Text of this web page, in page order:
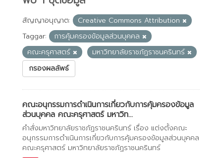
สัญญาอนุญาต:
Creative Commons Attribution
Taggar:
การคุ้มครองข้อมูลส่วนบุคคล
คณะครุศาสตร์
มหาวิทยาลัยราชภัฏราชนครินทร์
กรองผลลัพธ์
คณะอนุกรรมการดำเนินการเกี่ยวกับการคุ้มครองข้อมูล
ส่วนบุคคล คณะครุศาสตร์ มหาวิท...
คำสั่งมหาวิทยาลัยราชภัฏราชนครินทร์ เรื่อง แต่งตั้งคณะ
อนุกรรมการดำเนินการเกี่ยวกับการคุ้มครองข้อมูลส่วนบุคคล
คณะครุศาสตร์ มหาวิทยาลัยราชภัฏราชนครินทร์